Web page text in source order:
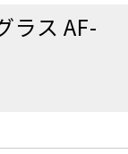
ラス AF-